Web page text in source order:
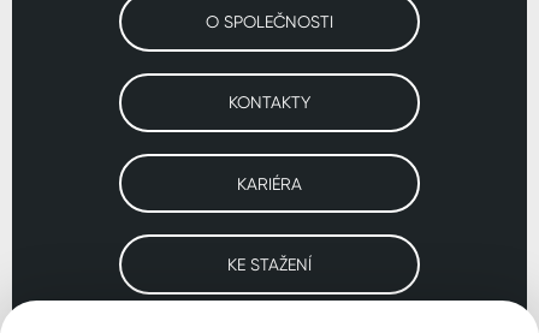
O SPOLEČNOSTI
KONTAKTY
KARIÉRA
KE STAŽENÍ